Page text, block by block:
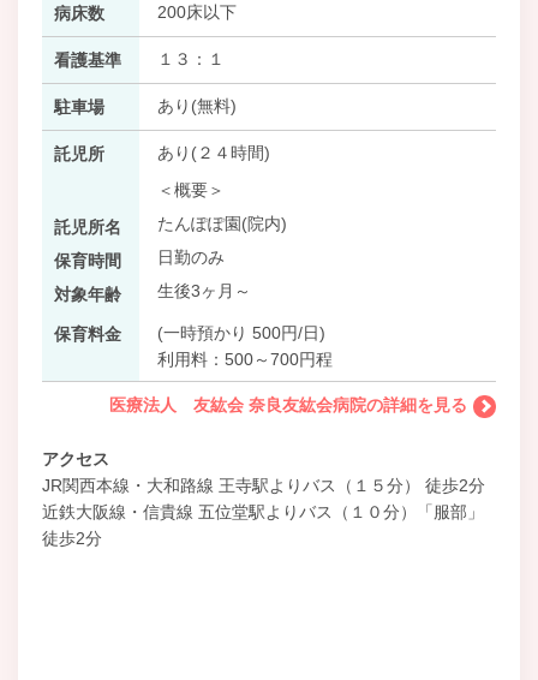
病床数 200床以下
看護基準 １３：１
駐車場 あり(無料)
託児所
あり(２４時間)
＜概要＞
託児所名
たんぽぽ園(院内)
保育時間
日勤のみ
対象年齢
生後3ヶ月～
保育料金
(一時預かり 500円/日)
利用料：500～700円程
医療法人 友紘会 奈良友紘会病院の詳細を見る
アクセス
JR関西本線・大和路線 王寺駅よりバス（１５分） 徒歩2分
近鉄大阪線・信貴線 五位堂駅よりバス（１０分）「服部」
徒歩2分